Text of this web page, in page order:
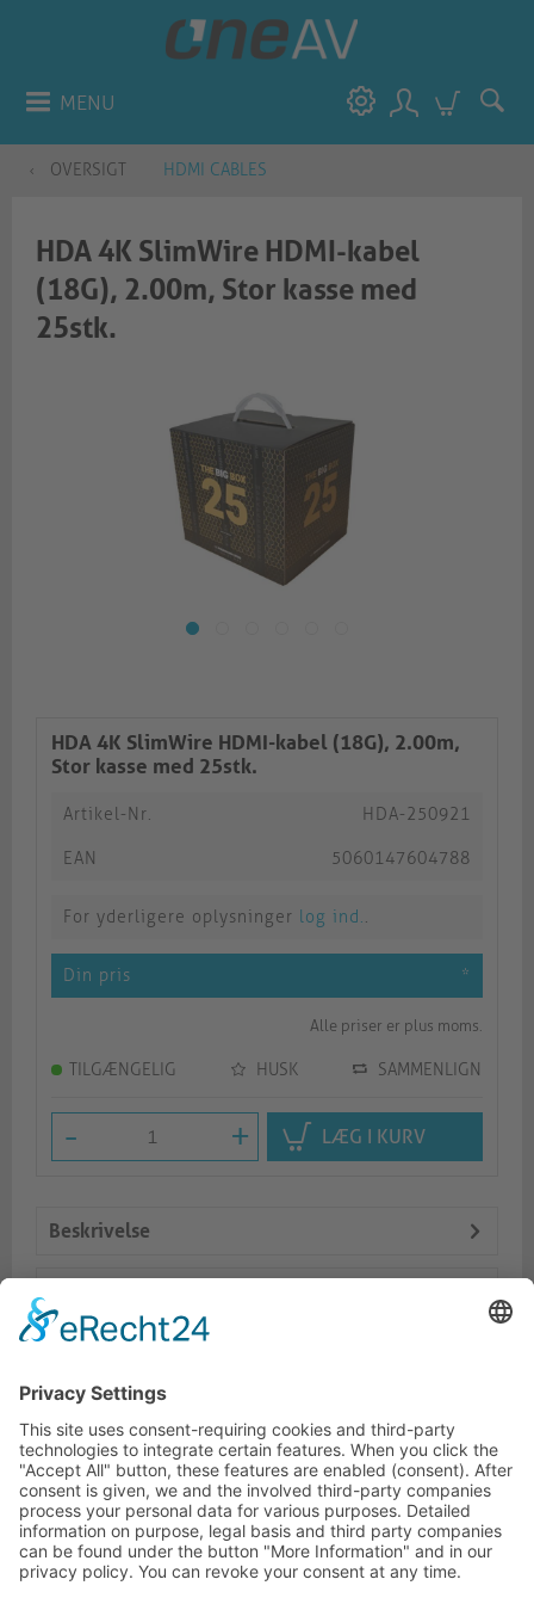
MENU
OVERSIGT HDMI CABLES
HDA 4K SlimWire HDMI-kabel
(18G), 2.00m, Stor kasse med
25stk.
HDA 4K SlimWire HDMI-kabel (18G), 2.00m,
Stor kasse med 25stk.
Artikel-Nr. HDA-250921
EAN 5060147604788
For yderligere oplysninger log ind..
Din pris *
Alle priser er plus moms.
TILGÆNGELIG HUSK SAMMENLIGN
- + LÆG I KURV
Beskrivelse
KONTAKTINFORMATIONER